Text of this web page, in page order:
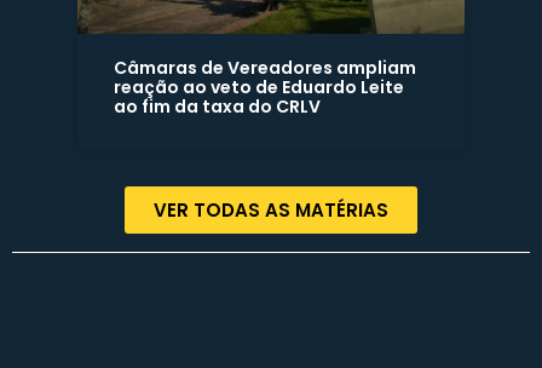
Câmaras de Vereadores ampliam
reação ao veto de Eduardo Leite
ao fim da taxa do CRLV
VER TODAS AS MATÉRIAS